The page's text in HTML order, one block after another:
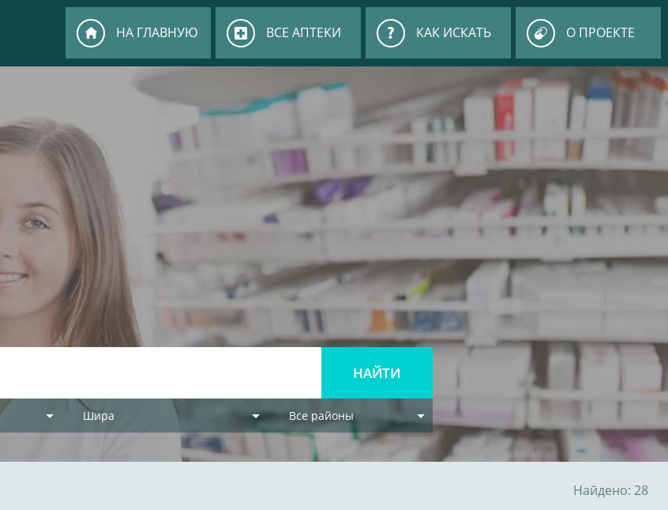
НА ГЛАВНУЮ ВСЕ АПТЕКИ КАК ИСКАТЬ О ПРОЕКТЕ
Шира Все районы
Найдено: 28